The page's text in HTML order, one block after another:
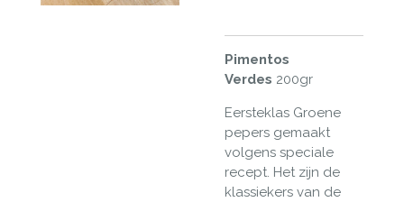
Pimentos
Verdes 200gr
Eersteklas Groene
pepers gemaakt
volgens speciale
recept. Het zijn de
klassiekers van de